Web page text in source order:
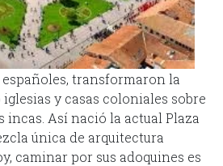
transformaron la
y casas coloniales sobre
incas. Así nació la actual Plaza
única de arquitectura
caminar por sus adoquines es